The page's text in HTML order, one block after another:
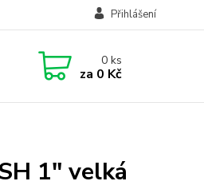
Přihlášení
0ks
za 0 Kč
1" velká